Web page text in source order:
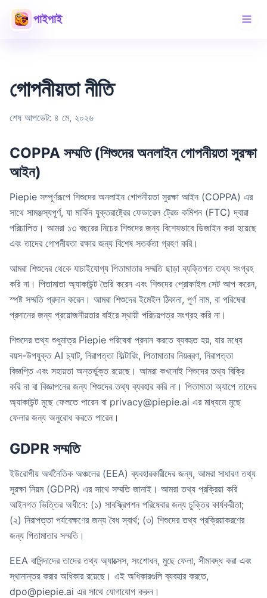
পাইপাই
গোপনীয়তা নীতি
শেষ আপডেট: ৪ মে, ২০২৬
COPPA সম্মতি (শিশুদের অনলাইন গোপনীয়তা সুরক্ষা
আইন)
Piepie সম্পূর্ণরূপে শিশুদের অনলাইন গোপনীয়তা সুরক্ষা আইন (COPPA) এর
সাথে সামঞ্জস্যপূর্ণ, যা মার্কিন যুক্তরাষ্ট্রের ফেডারেল ট্রেড কমিশন (FTC) দ্বারা
পরিচালিত। আমরা ১৩ বছরের নিচের শিশুদের জন্য বিশেষভাবে ডিজাইন করা হয়েছে
এবং তাদের গোপনীয়তা রক্ষার জন্য বিশেষ সতর্কতা গ্রহণ করি।
আমরা শিশুদের থেকে যাচাইযোগ্য পিতামাতার সম্মতি ছাড়া ব্যক্তিগত তথ্য সংগ্রহ
করি না। পিতামাতা অ্যাকাউন্ট তৈরি করেন এবং শিশুদের প্রোফাইল সেট আপ করেন,
স্পষ্ট সম্মতি প্রদান করেন। আমরা শিশুদের ইমেইল ঠিকানা, পূর্ণ নাম, বা পরিষেবা
প্রদানের জন্য প্রয়োজনীয়তার বাইরে স্থায়ী পরিচয়পত্র সংগ্রহ করি না।
শিশুদের তথ্য শুধুমাত্র Piepie পরিষেবা প্রদান করতে ব্যবহৃত হয়, যার মধ্যে
বয়স-উপযুক্ত AI চ্যাট, নিরাপত্তা ফিল্টারিং, পিতামাতার নিয়ন্ত্রণ, নিরাপত্তা
বিজ্ঞপ্তি এবং সহায়তা অন্তর্ভুক্ত রয়েছে। আমরা কখনোই শিশুদের তথ্য বিক্রি
করি না বা বিজ্ঞাপনের জন্য শিশুদের তথ্য ব্যবহার করি না। পিতামাতা অ্যাপে তাদের
অ্যাকাউন্ট মুছে ফেলতে পারেন বা privacy@piepie.ai এর মাধ্যমে মুছে
ফেলার জন্য অনুরোধ করতে পারেন।
GDPR সম্মতি
ইউরোপীয় অর্থনৈতিক অঞ্চলের (EEA) ব্যবহারকারীদের জন্য, আমরা সাধারণ তথ্য
সুরক্ষা নিয়ম (GDPR) এর সাথে সম্মতি জানাই। আমরা তথ্য প্রক্রিয়া করি
আইনগত ভিত্তির অধীনে: (১) সাবস্ক্রিপশন পরিষেবার জন্য চুক্তির কার্যকরীতা;
(২) নিরাপত্তা পর্যবেক্ষণের জন্য বৈধ স্বার্থ; (৩) শিশুদের তথ্য প্রক্রিয়াকরণের
জন্য পিতামাতার সম্মতি।
EEA বাসিন্দাদের তাদের তথ্য অ্যাক্সেস, সংশোধন, মুছে ফেলা, সীমাবদ্ধ করা এবং
স্থানান্তর করার অধিকার রয়েছে। এই অধিকারগুলি ব্যবহার করতে,
dpo@piepie.ai এর সাথে যোগাযোগ করুন।